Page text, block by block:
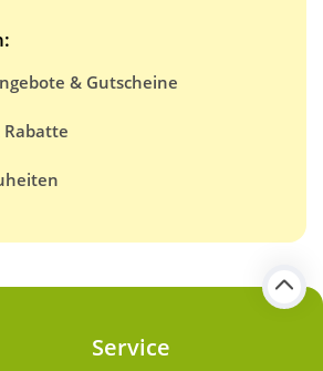
& Gutscheine
Service